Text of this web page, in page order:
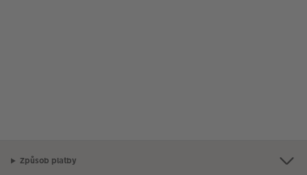
Způsob platby